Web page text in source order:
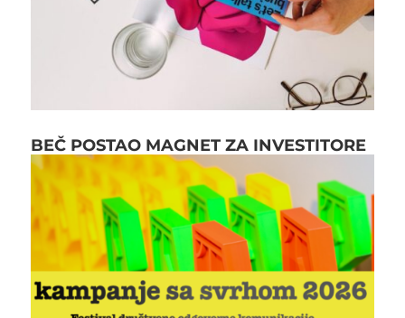
BEČ POSTAO MAGNET ZA INVESTITORE